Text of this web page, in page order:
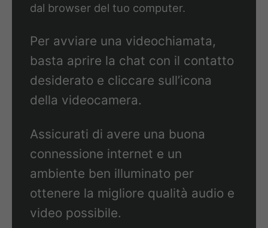
dal browser del tuo computer.
Per avviare una videochiamata,
basta aprire la chat con il contatto
desiderato e cliccare sull’icona
della videocamera.
Assicurati di avere una buona
connessione internet e un
ambiente ben illuminato per
ottenere la migliore qualità audio e
video possibile.